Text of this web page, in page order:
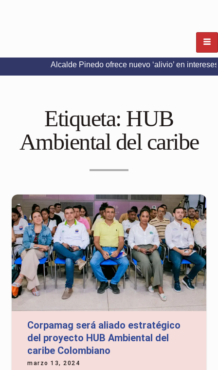
Alcalde Pinedo ofrece nuevo ‘alivio’ en intereses del
Etiqueta: HUB
Ambiental del caribe
Corpamag será aliado estratégico
del proyecto HUB Ambiental del
caribe Colombiano
marzo 13, 2024